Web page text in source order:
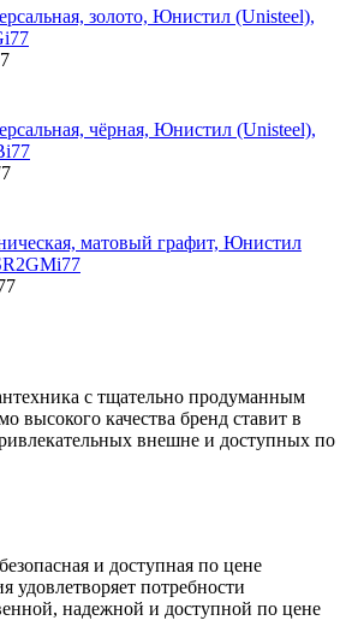
золото, Юнистил (Unisteel),
чёрная, Юнистил (Unisteel),
матовый графит, Юнистил
с тщательно продуманным
высокого качества бренд ставит в
внешне и доступных по
и доступная по цене
удовлетворяет потребности
надежной и доступной по цене